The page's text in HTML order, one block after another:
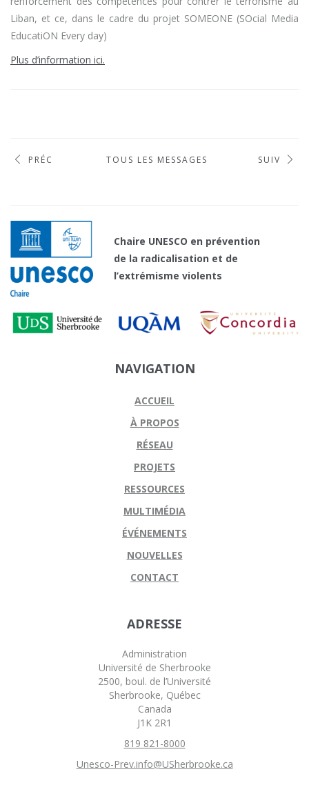
Liban, et ce, dans le cadre du projet SOMEONE (SOcial Media
EducatiON Every day)
Plus d’information ici.
PRÉC TOUS LES MESSAGES SUIV
Chaire UNESCO en prévention
de la radicalisation et de
l’extrémisme violents
NAVIGATION
ACCUEIL
À PROPOS
RÉSEAU
PROJETS
RESSOURCES
MULTIMÉDIA
ÉVÉNEMENTS
NOUVELLES
CONTACT
ADRESSE
Administration
Université de Sherbrooke
2500, boul. de l’Université
Sherbrooke, Québec
Canada
J1K 2R1
819 821-8000
Unesco-Prev.info@USherbrooke.ca